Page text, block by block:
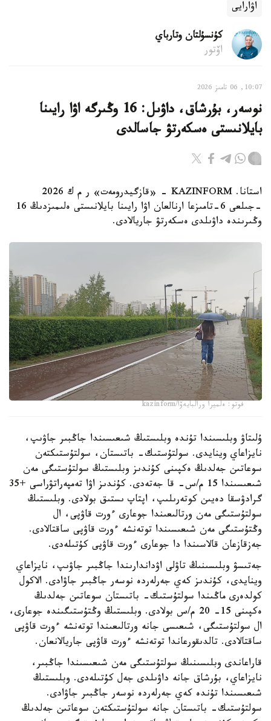
اۋارايى
كۇنسۇلتان وتارباي
اۆتور
10:07, 06 تامىز 2026
نوسەر، بۇرشاق، داۋىل: 16 وڭىرگە اۋا رايىنا
بايلانىستى ەسكەرتۋ جاسالدى
استانا. KAZINFORM - «قازگيدرومەت» ر م ك 2026
-جىلعى 6-تامىزعا ارنالعان اۋا رايىنا بايلانىستى ەلىمىزدىڭ 16
وڭىرىندە داۋىلدى ەسكەرتۋ جاريالادى.
فوتو: ەلميرا ورالبايەۆا/kazinform
ۇلىتاۋ وبلىسىندا تۇندە وبلىستىڭ شىعىسىندا جاڭبىر جاۋىپ،
نايزاعاي وينايدى. سولتۇستىك- باتىستان، سولتۇستىكتەن
سوعاتىن جەلدىڭ ەكپىنى كۇندىز وبلىستىڭ سولتۇستىگى مەن
شىعىسىندا 15 م/س- قا جەتەدى. كۇندىز اۋا تەمپەراتۋراسى +35
گرادۋسقا دەيىن كوتەرىلىپ، اپتاپ ىستىق بولادى. وبلىستىڭ
سولتۇستىگى مەن ورتالىعىندا جوعارى ءورت قاۋپى، ال
وڭتۇستىگى مەن شىعىسىندا توتەنشە ءورت قاۋپى ساقتالادى.
جەزقازعان قالاسىندا دا جوعارى ءورت قاۋپى كۇتىلەدى.
جەتىسۋ وبلىسىنىڭ تاۋلى اۋداندارىندا جاڭبىر جاۋىپ، نايزاعاي
وينايدى، كۇندىز كەي جەرلەردە نوسەر جاڭبىر جاۋادى. الاكول
كولدەرى ماڭىندا سولتۇستىك- باتىستان سوعاتىن جەلدىڭ
ەكپىنى 15- 20 م/س بولادى. وبلىستىڭ وڭتۇستىگىندە جوعارى،
ال سولتۇستىگى، شىعىسى جانە ورتالىعىندا توتەنشە ءورت قاۋپى
ساقتالادى. تالدىقورعاندا توتەنشە ءورت قاۋپى جاريالانعان.
قاراعاندى وبلىسىنىڭ سولتۇستىگى مەن شىعىسىندا جاڭبىر،
نايزاعاي، بۇرشاق جانە داۋىلدى جەل كۇتىلەدى. وبلىستىڭ
شىعىسىندا تۇندە كەي جەرلەردە نوسەر جاڭبىر جاۋادى.
سولتۇستىك- باتىستان جانە سولتۇستىكتەن سوعاتىن جەلدىڭ